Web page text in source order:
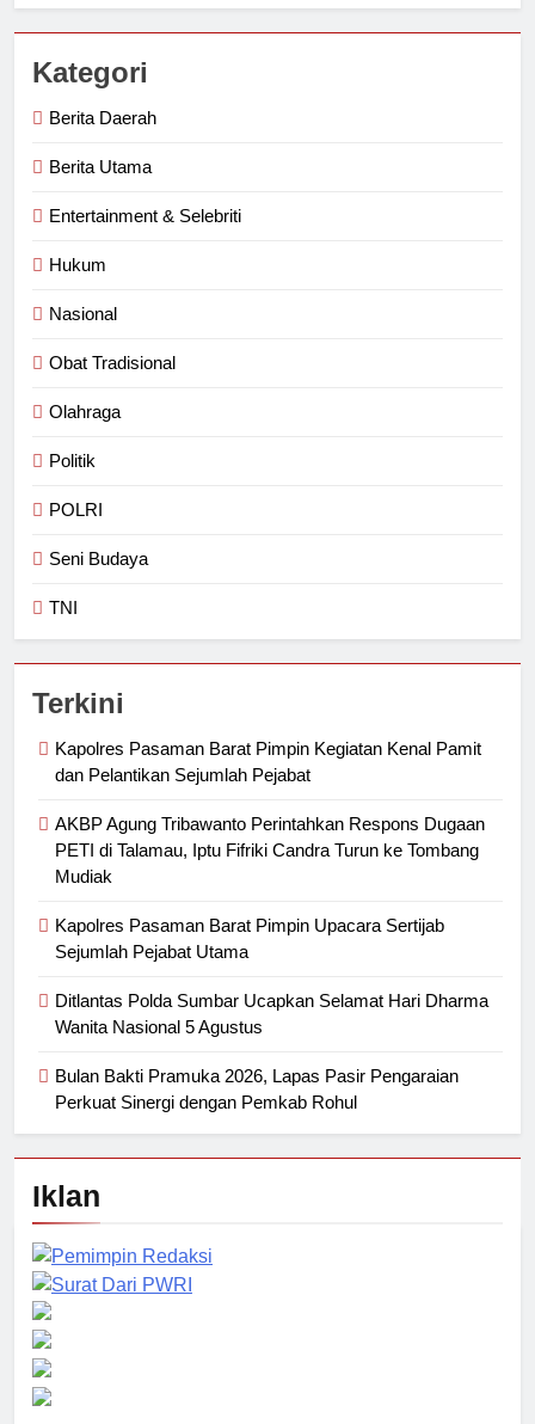
Kategori
Berita Daerah
Berita Utama
Entertainment & Selebriti
Hukum
Nasional
Obat Tradisional
Olahraga
Politik
POLRI
Seni Budaya
TNI
Terkini
Kapolres Pasaman Barat Pimpin Kegiatan Kenal Pamit
dan Pelantikan Sejumlah Pejabat
AKBP Agung Tribawanto Perintahkan Respons Dugaan
PETI di Talamau, Iptu Fifriki Candra Turun ke Tombang
Mudiak
Kapolres Pasaman Barat Pimpin Upacara Sertijab
Sejumlah Pejabat Utama
Ditlantas Polda Sumbar Ucapkan Selamat Hari Dharma
Wanita Nasional 5 Agustus
Bulan Bakti Pramuka 2026, Lapas Pasir Pengaraian
Perkuat Sinergi dengan Pemkab Rohul
Iklan